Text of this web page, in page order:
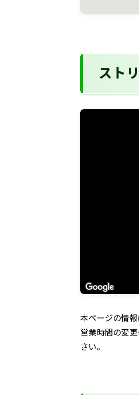
スト
本ページの情
営業時間の変
さい。